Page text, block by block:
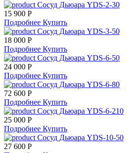
Сосуд Дьюара YDS-2-30
15 900 Р
Подробнее Купить
Сосуд Дьюара YDS-3-50
18 000 Р
Подробнее Купить
Сосуд Дьюара YDS-6-50
24 000 Р
Подробнее Купить
Сосуд Дьюара YDS-6-80
72 600 Р
Подробнее Купить
Сосуд Дьюара YDS-6-210
25 000 Р
Подробнее Купить
Сосуд Дьюара YDS-10-50
27 600 Р